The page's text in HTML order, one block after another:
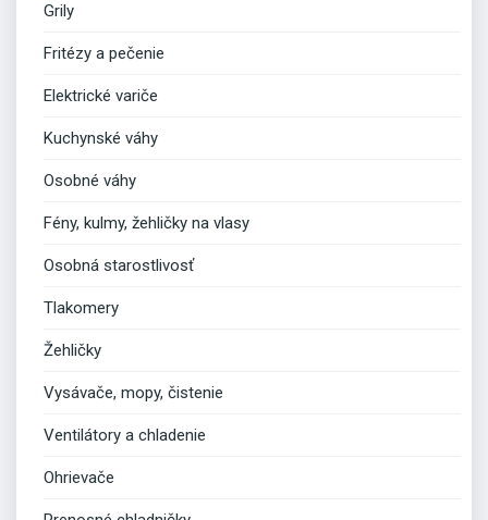
Grily
Fritézy a pečenie
Elektrické variče
Kuchynské váhy
Osobné váhy
Fény, kulmy, žehličky na vlasy
Osobná starostlivosť
Tlakomery
Žehličky
Vysávače, mopy, čistenie
Ventilátory a chladenie
Ohrievače